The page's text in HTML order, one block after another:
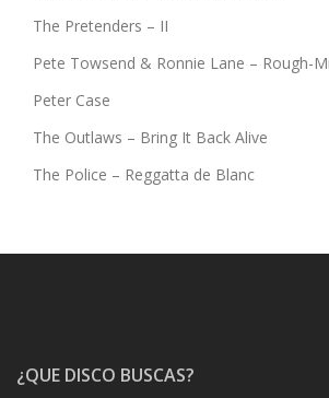
The Pretenders – II
Pete Towsend & Ronnie Lane – Rough-
Peter Case
The Outlaws – Bring It Back Alive
The Police – Reggatta de Blanc
¿QUE DISCO BUSCAS?